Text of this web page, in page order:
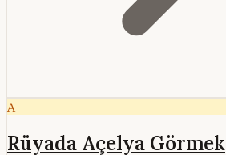
A
Rüyada Açelya Görmek